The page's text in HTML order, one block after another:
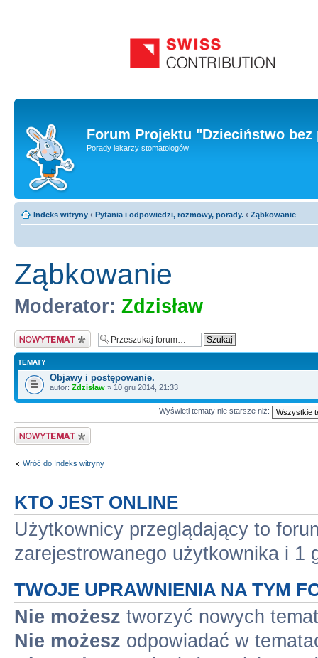
Forum Projektu "Dzieciństwo
Porady lekarzy stomatologów
Indeks witryny ‹ Pytania i odpowiedzi, rozmowy, porady. ‹ Ząbkowanie
Ząbkowanie
Moderator: Zdzisław
Nowy temat
TEMATY
Objawy i postępowanie.
autor: Zdzisław » 10 gru 2014, 21:33
Wyświetl tematy nie starsze niż:
Nowy temat
Wróć do Indeks witryny
KTO JEST ONLINE
Użytkownicy przeglądający to
zarejestrowanego użytkownika i 1
TWOJE UPRAWNIENIA NA TYM
Nie możesz tworzyć nowych
Nie możesz odpowiadać w